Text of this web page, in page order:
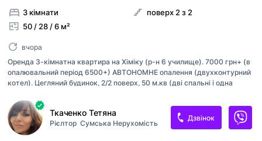
3 кімнати
50 / 28 / 6 м²
поверх 2 з 2
вчора
Оренда 3-кімнатна квартира на Хіміку (р-н 6 училище). 7000 грн+ (в
опалювальний період 6500+) АВТОНОМНЕ опалення (двухконтурний
котел). Цегляний будинок, 2/2 поверх, 50 м.кв (дві спальні і одна
техніка ( холодильник, пральна машинка) Здається з 1.08.26,
подивитися можна раніше.. Квартира тепла, поряд вся
інфраструктура. За детальною інформацією і переглядом
звертайтеся за тел [телефон приховано]Таня
Ткаченко Тетяна
Рієлтор Сумська Нерухомість
Дзвінок